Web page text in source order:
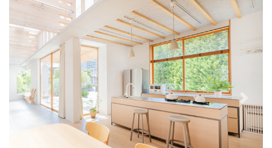
Previous Next